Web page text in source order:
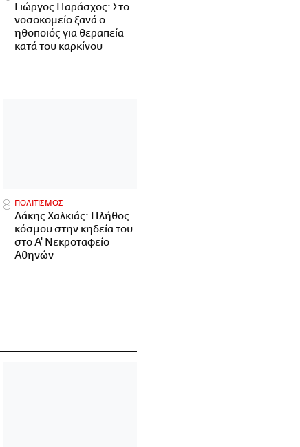
Γιώργος Παράσχος: Στο
νοσοκομείο ξανά ο
ηθοποιός για θεραπεία
κατά του καρκίνου
ΠΟΛΙΤΙΣΜΟΣ
Λάκης Χαλκιάς: Πλήθος
κόσμου στην κηδεία του
στο Α' Νεκροταφείο
Αθηνών